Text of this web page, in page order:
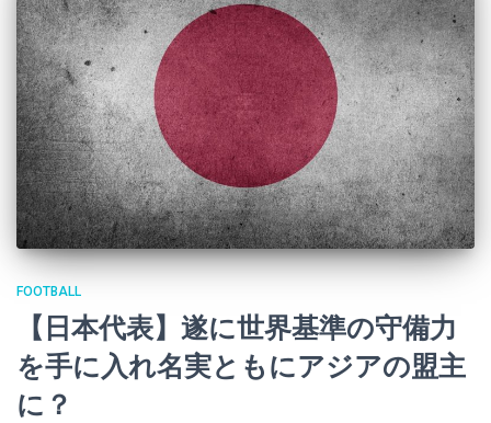
FOOTBALL
【日本代表】遂に世界基準の守備力
を手に入れ名実ともにアジアの盟主
に？